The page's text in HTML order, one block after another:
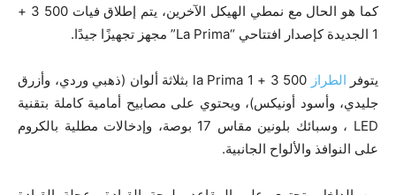
كما هو الحال مع نمطي الهيكل الآخرين، يتم إطلاق فيات 500 3 +
1 الجديدة كإصدار افتتاحي “La Prima” مجهز تجهيزًا جيدًا.
يتوفر الطراز
500 3 + 1 la Prima بثلاثة ألوان (ذهبي وردي، وأزرق
جليدي، وأسود أونيكس)، ويحتوي على مصابيح أمامية كاملة بتقنية
LED ، وسبائك بلونين مقاس 17 بوصة، وإدخالات مطلية بالكروم
على النوافذ والألواح الجانبية.